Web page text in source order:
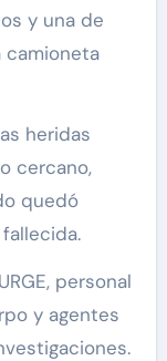
y una de
camioneta
heridas
cercano,
quedó
personal
y agentes